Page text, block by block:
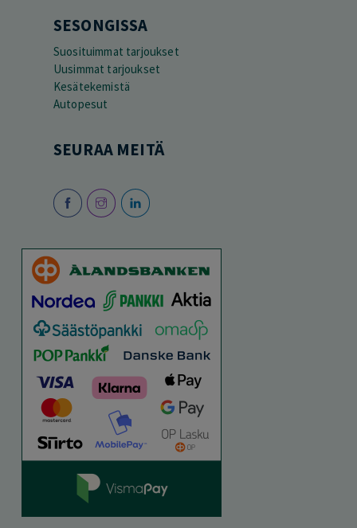
SESONGISSA
Suosituimmat tarjoukset
Uusimmat tarjoukset
Kesätekemistä
Autopesut
SEURAA MEITÄ